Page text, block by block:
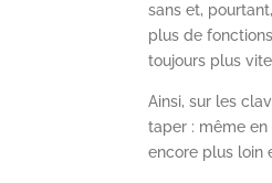
sans et,
plus de
toujours plus
Ainsi, sur les
taper : même en
encore plus loin